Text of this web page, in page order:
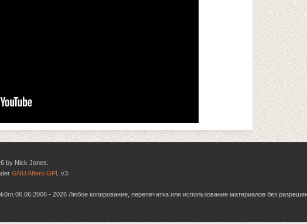
by Nick Jones.
GNU Affero GPL v3.
06.06.2006 - 2026 Любое копирование, перепечатка или использование материалов без